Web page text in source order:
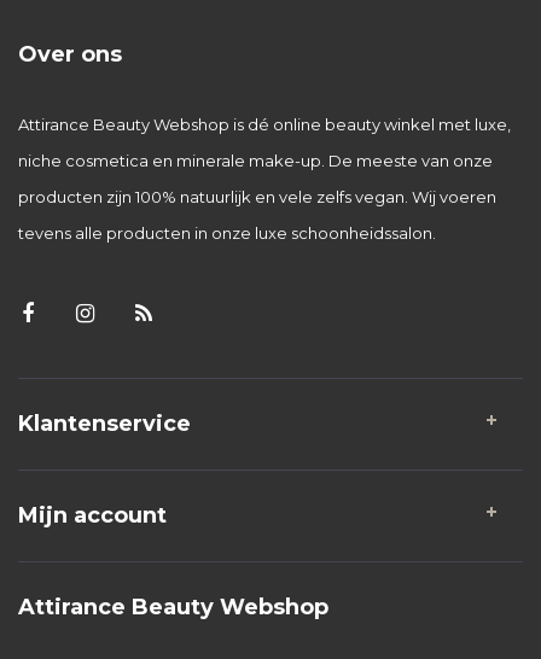
Over ons
Attirance Beauty Webshop is dé online beauty winkel met luxe,
niche cosmetica en minerale make-up. De meeste van onze
producten zijn 100% natuurlijk en vele zelfs vegan. Wij voeren
tevens alle producten in onze luxe schoonheidssalon.
Klantenservice
Mijn account
Attirance Beauty Webshop